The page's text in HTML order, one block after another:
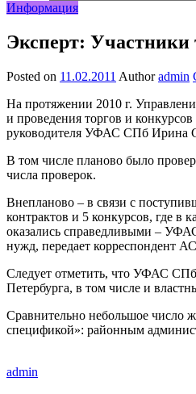
Информация
Эксперт: Участники
Posted on 11.02.2011 Author admin
На протяжении 2010 г.
и проведения торгов и
руководителя УФАС СПб Ирина
В том числе планово было
числа проверок.
Внепланово – в связи с
контрактов и 5 конкурсов, где в
оказались справедливыми –
нужд, передает корреспондент
Следует отметить, что УФАС СПб
Петербурга, в том числе и
Сравнительно небольшое число
спецификой»: районным
admin